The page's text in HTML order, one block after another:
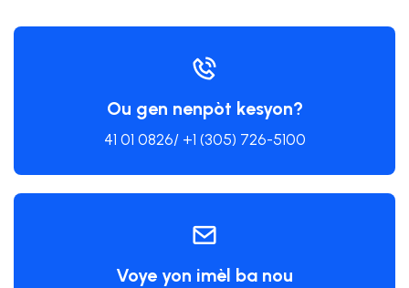
Ou gen nenpòt kesyon?
41 01 0826/ +1 (305) 726-5100
Voye yon imèl ba nou